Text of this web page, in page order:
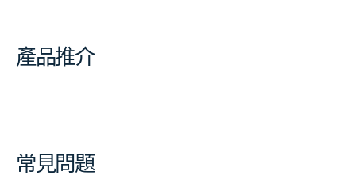
產品推介
常見問題